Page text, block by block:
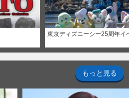
東京ディズニーシー25周年イ
もっと見る